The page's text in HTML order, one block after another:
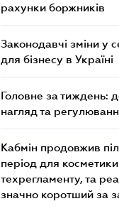
рахунки боржників
Законодавчі зміни у
для бізнесу в Україні
Головне за тиждень:
нагляд та
Кабмін продовжив
період для
техрегламенту, та
значно коротший за